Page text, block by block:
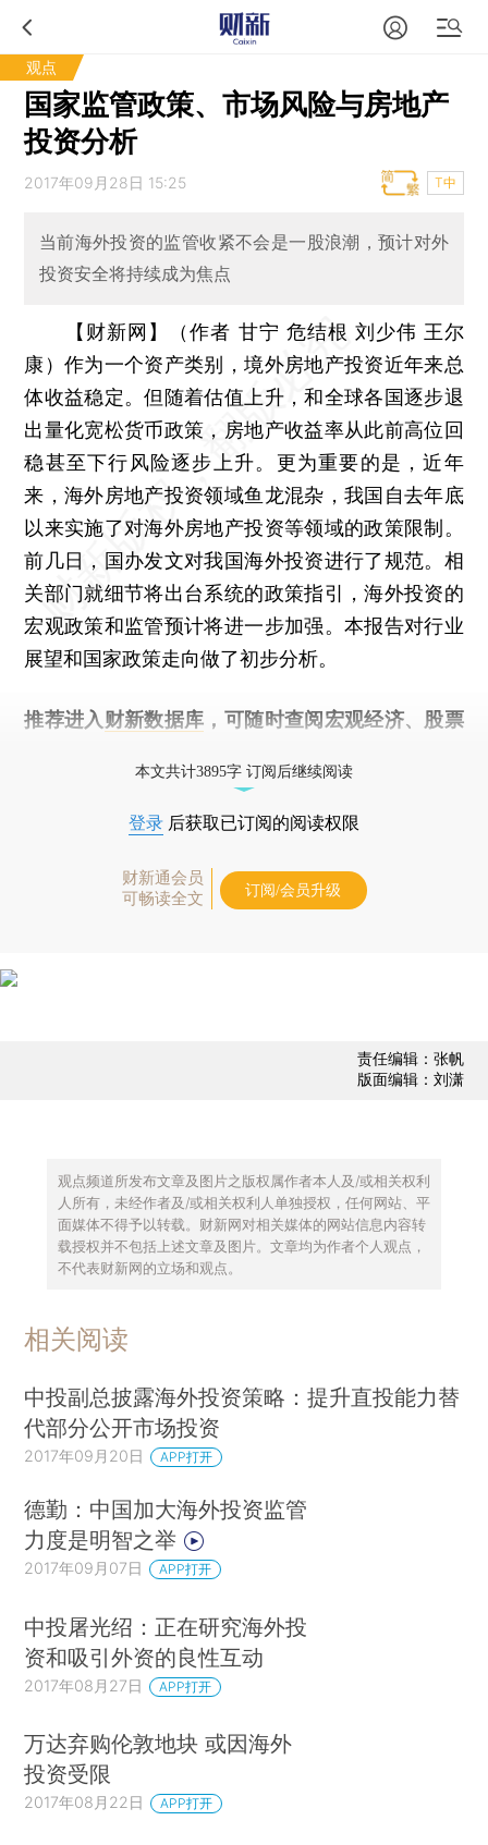
观点
国家监管政策、市场风险与房地产
投资分析
2017年09月28日 15:25 T中
当前海外投资的监管收紧不会是一股浪潮，预计对外
投资安全将持续成为焦点
【财新网】（作者 甘宁 危结根 刘少伟 王尔
康）作为一个资产类别，境外房地产投资近年来总
体收益稳定。但随着估值上升，和全球各国逐步退
出量化宽松货币政策，房地产收益率从此前高位回
稳甚至下行风险逐步上升。更为重要的是，近年
来，海外房地产投资领域鱼龙混杂，我国自去年底
以来实施了对海外房地产投资等领域的政策限制。
前几日，国办发文对我国海外投资进行了规范。相
关部门就细节将出台系统的政策指引，海外投资的
宏观政策和监管预计将进一步加强。本报告对行业
展望和国家政策走向做了初步分析。
推荐进入 财新数据库 ，可随时查阅宏观经济、股票
本文共计3895字 订阅后继续阅读
登录 后获取已订阅的阅读权限
财新通会员
可畅读全文
订阅/会员升级
责任编辑：张帆
版面编辑：刘潇
观点频道所发布文章及图片之版权属作者本人及/或相关权利
人所有，未经作者及/或相关权利人单独授权，任何网站、平
面媒体不得予以转载。财新网对相关媒体的网站信息内容转
载授权并不包括上述文章及图片。文章均为作者个人观点，
不代表财新网的立场和观点。
相关阅读
中投副总披露海外投资策略：提升直投能力替
代部分公开市场投资
2017年09月20日 APP打开
德勤：中国加大海外投资监管
力度是明智之举
2017年09月07日 APP打开
中投屠光绍：正在研究海外投
资和吸引外资的良性互动
2017年08月27日 APP打开
万达弃购伦敦地块 或因海外
投资受限
2017年08月22日 APP打开